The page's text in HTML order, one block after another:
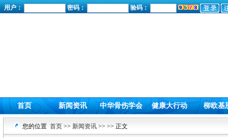
用户： 密码： 验码：
首页 新闻资讯 中华骨伤学会 健康大行动 柳欧基
您的位置 首页 >> 新闻资讯 >> >> 正文